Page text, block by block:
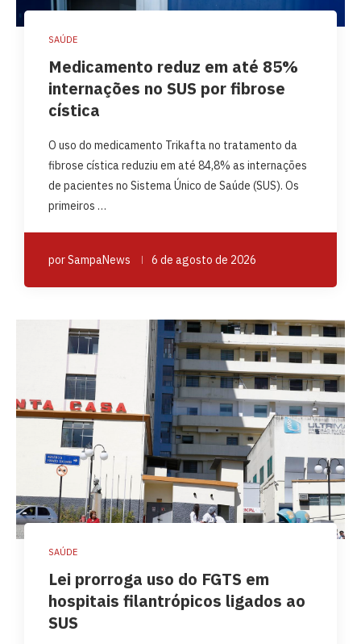
SAÚDE
Medicamento reduz em até 85%
internações no SUS por fibrose
cística
O uso do medicamento Trikafta no tratamento da
fibrose cística reduziu em até 84,8% as internações
de pacientes no Sistema Único de Saúde (SUS). Os
primeiros …
porSampaNews 6 de agosto de 2026
SAÚDE
Lei prorroga uso do FGTS em
hospitais filantrópicos ligados ao
SUS